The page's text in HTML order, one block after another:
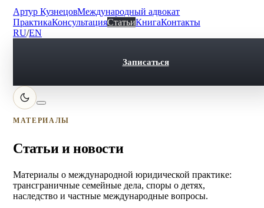
Артур КузнецовМеждународный адвокат
ПрактикаКонсультацияСтатьиКнигаКонтакты
RU/EN
Записаться
МАТЕРИАЛЫ
Статьи и новости
Материалы о международной юридической практике:
трансграничные семейные дела, споры о детях,
наследство и частные международные вопросы.